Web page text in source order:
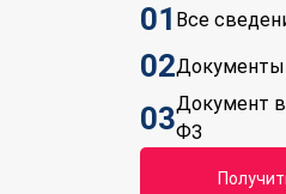
01 Все
02Документы
03Документ
ФЗ